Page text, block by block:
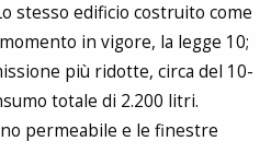
stesso edificio costruito come
in vigore, la legge 10;
più ridotte, circa del 10-
totale di 2.200 litri.
permeabile e le finestre